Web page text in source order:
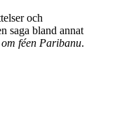
och
saga bland annat
féen Paribanu.